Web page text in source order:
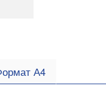
А4